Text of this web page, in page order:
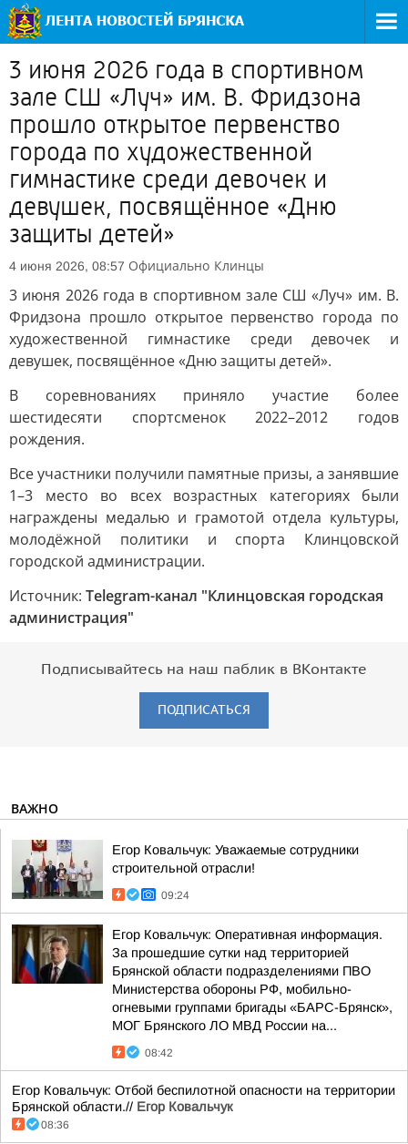
3 июня 2026 года в спортивном
зале СШ «Луч» им. В. Фридзона
прошло открытое первенство
города по художественной
гимнастике среди девочек и
девушек, посвящённое «Дню
защиты детей»
4 июня 2026, 08:57 Официально Клинцы
3 июня 2026 года в спортивном зале СШ «Луч» им. В.
Фридзона прошло открытое первенство города по
художественной гимнастике среди девочек и
девушек, посвящённое «Дню защиты детей».
В соревнованиях приняло участие более
шестидесяти спортсменок 2022–2012 годов
рождения.
Все участники получили памятные призы, а занявшие
1–3 место во всех возрастных категориях были
награждены медалью и грамотой отдела культуры,
молодёжной политики и спорта Клинцовской
городской администрации.
Источник: Telegram-канал "Клинцовская городская
администрация"
Подписывайтесь на наш паблик в ВКонтакте
ПОДПИСАТЬСЯ
ВАЖНО
Егор Ковальчук: Уважаемые сотрудники
строительной отрасли!
09:24
Егор Ковальчук: Оперативная информация.
За прошедшие сутки над территорией
Брянской области подразделениями ПВО
Министерства обороны РФ, мобильно-
огневыми группами бригады «БАРС-Брянск»,
МОГ Брянского ЛО МВД России на...
08:42
Егор Ковальчук: Отбой беспилотной опасности на территории
Брянской области.// Егор Ковальчук
08:36